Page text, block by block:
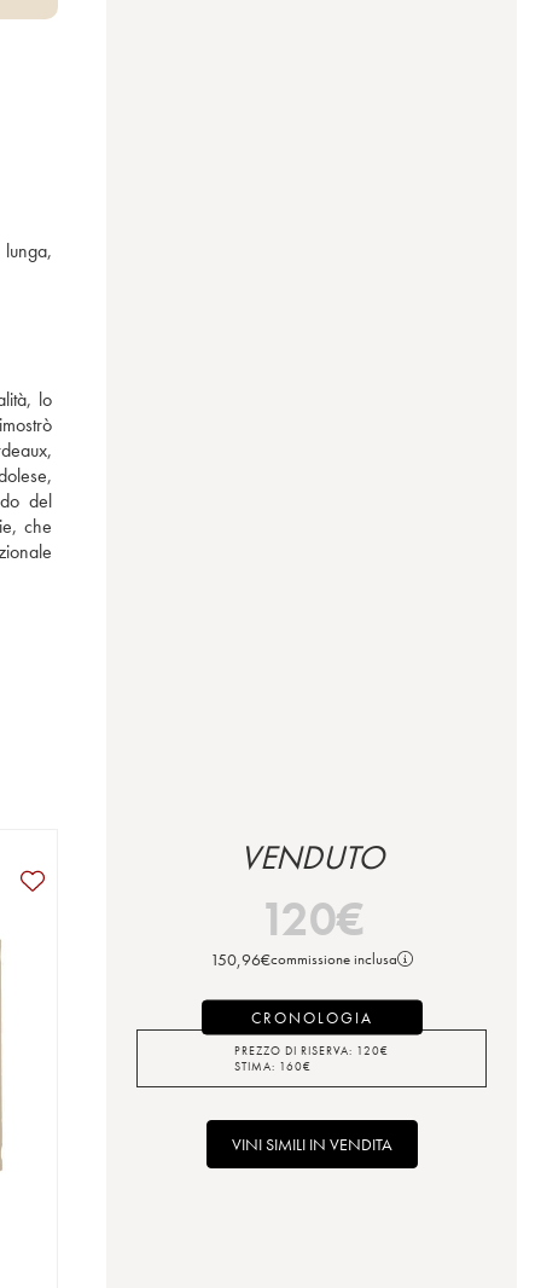
lo
del
che
VENDUTO
120€
150,96€commissione inclusa
CRONOLOGIA
PREZZO DI RISERVA: 120€
STIMA: 160€
VINI SIMILI IN VENDITA